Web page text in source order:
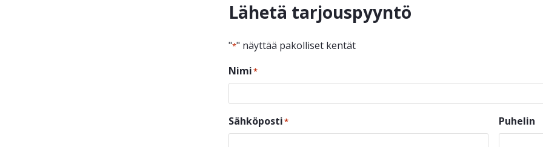
Lähetä tarjouspyyntö
"*" näyttää pakolliset kentät
Nimi*
Sähköposti* Puhelin